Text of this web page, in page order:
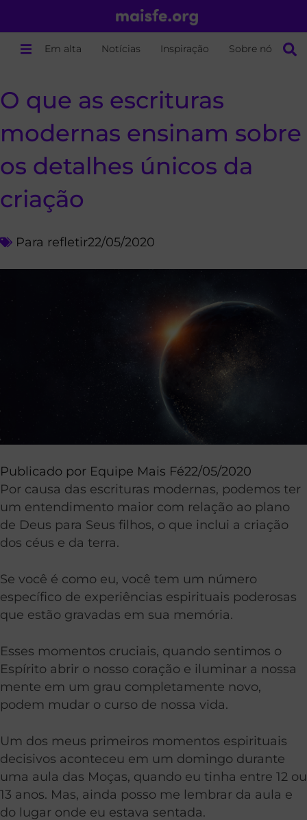
Em alta Notícias Inspiração Sobre nós
O que as escrituras
modernas ensinam sobre
os detalhes únicos da
criação
Para refletir22/05/2020
Publicado por Equipe Mais Fé22/05/2020
Por causa das escrituras modernas, podemos ter
um entendimento maior com relação ao plano
de Deus para Seus filhos, o que inclui a criação
dos céus e da terra.
Se você é como eu, você tem um número
específico de experiências espirituais poderosas
que estão gravadas em sua memória.
Esses momentos cruciais, quando sentimos o
Espírito abrir o nosso coração e iluminar a nossa
mente em um grau completamente novo,
podem mudar o curso de nossa vida.
Um dos meus primeiros momentos espirituais
decisivos aconteceu em um domingo durante
uma aula das Moças, quando eu tinha entre 12 ou
13 anos. Mas, ainda posso me lembrar da aula e
do lugar onde eu estava sentada.